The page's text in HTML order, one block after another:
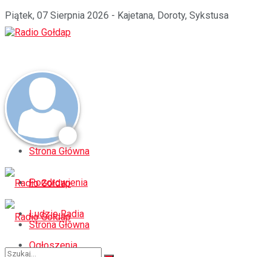
Piątek, 07 Sierpnia 2026 - Kajetana, Doroty, Sykstusa
Strona Główna
Pozdrowienia
Ludzie Radia
Ogłoszenia
Strona Główna